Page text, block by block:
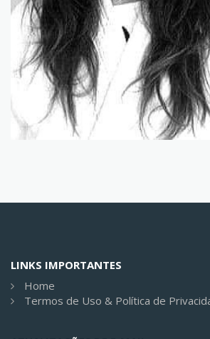
LINKS IMPORTANTES
Home
Termos de Uso & Política de